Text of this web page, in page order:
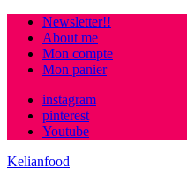
Newsletter!!
About me
Mon compte
Mon panier
instagram
pinterest
Youtube
Kelianfood